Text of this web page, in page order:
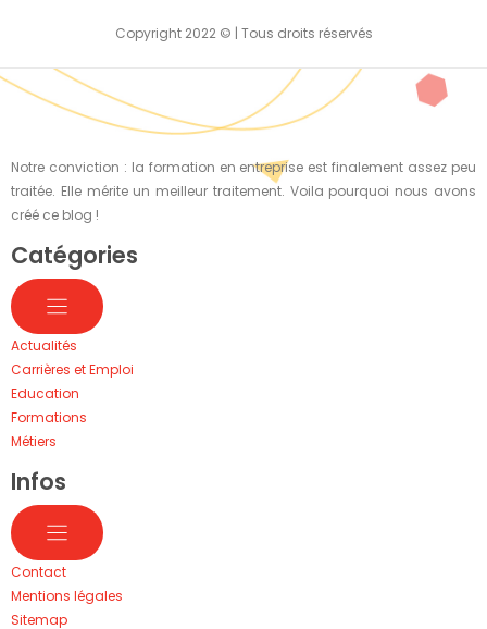
Copyright 2022 © | Tous droits réservés
Notre conviction : la formation en entreprise est finalement assez peu
traitée. Elle mérite un meilleur traitement. Voila pourquoi nous avons
créé ce blog !
Catégories
Actualités
Carrières et Emploi
Education
Formations
Métiers
Infos
Contact
Mentions légales
Sitemap